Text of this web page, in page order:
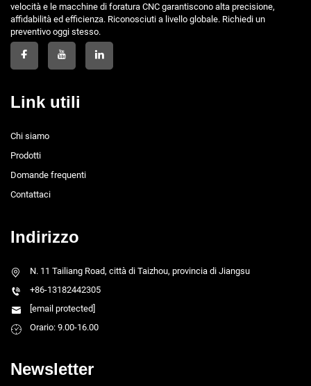
velocità e le macchine di foratura CNC garantiscono alta precisione,
affidabilità ed efficienza. Riconosciuti a livello globale. Richiedi un
preventivo oggi stesso.
Link utili
Chi siamo
Prodotti
Domande frequenti
Contattaci
Indirizzo
N. 11 Tailiang Road, città di Taizhou, provincia di Jiangsu
+86-13182442305
[email protected]
Orario: 9.00-16.00
Newsletter